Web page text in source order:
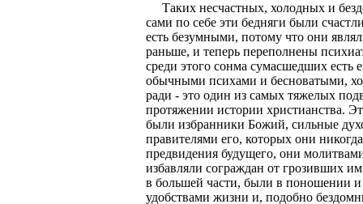
Таких несчастных, холодных и
сами по себе эти бедняги были
есть безумными, потому что они
раньше, и теперь переполнены
среди этого сонма сумасшедших есть
обычными психами и бесноватыми,
ради - это один из самых тяжелых
протяжении истории христианства.
были избранники Божий, сильные
правителями его, которых они
предвидения будущего, они
избавляли сограждан от грозивших
в большей части, были в поношении
удобствами жизни и, подобно